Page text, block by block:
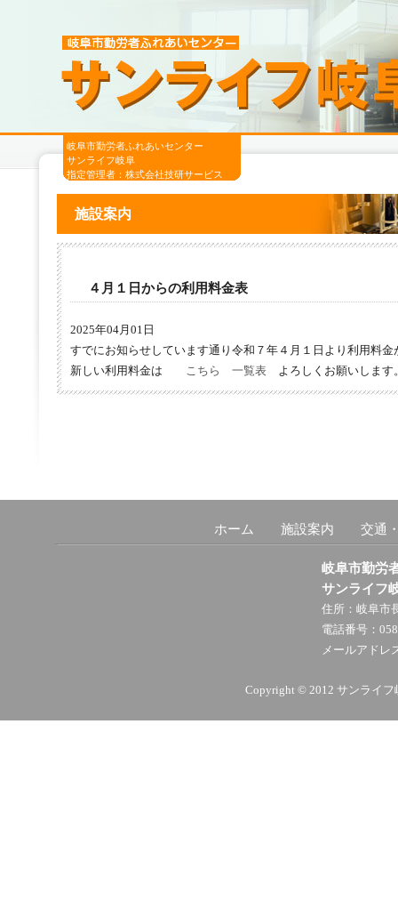
岐阜市勤労者ふれあいセンター
サンライフ岐阜
指定管理者：株式会社技研サービス
施設案内
４月１日からの利用料金表
2025年04月01日
すでにお知らせしています通り令和７年４月１日より利用料金
新しい利用料金は こちら 一覧表 よろしくお願いします
ホーム 施設案内 交通
岐阜市勤労
サンライフ
住所：岐阜市
電話番号：
メールアドレ
Copyright © 2012 サンライ